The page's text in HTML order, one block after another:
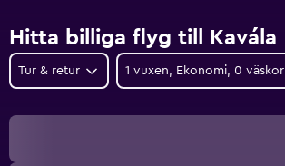
Hitta billiga flyg till Kavála
Tur & retur 1 vuxen, Ekonomi, 0 väskor